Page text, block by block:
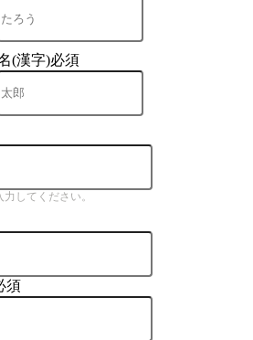
(漢字)必須
してください。
須